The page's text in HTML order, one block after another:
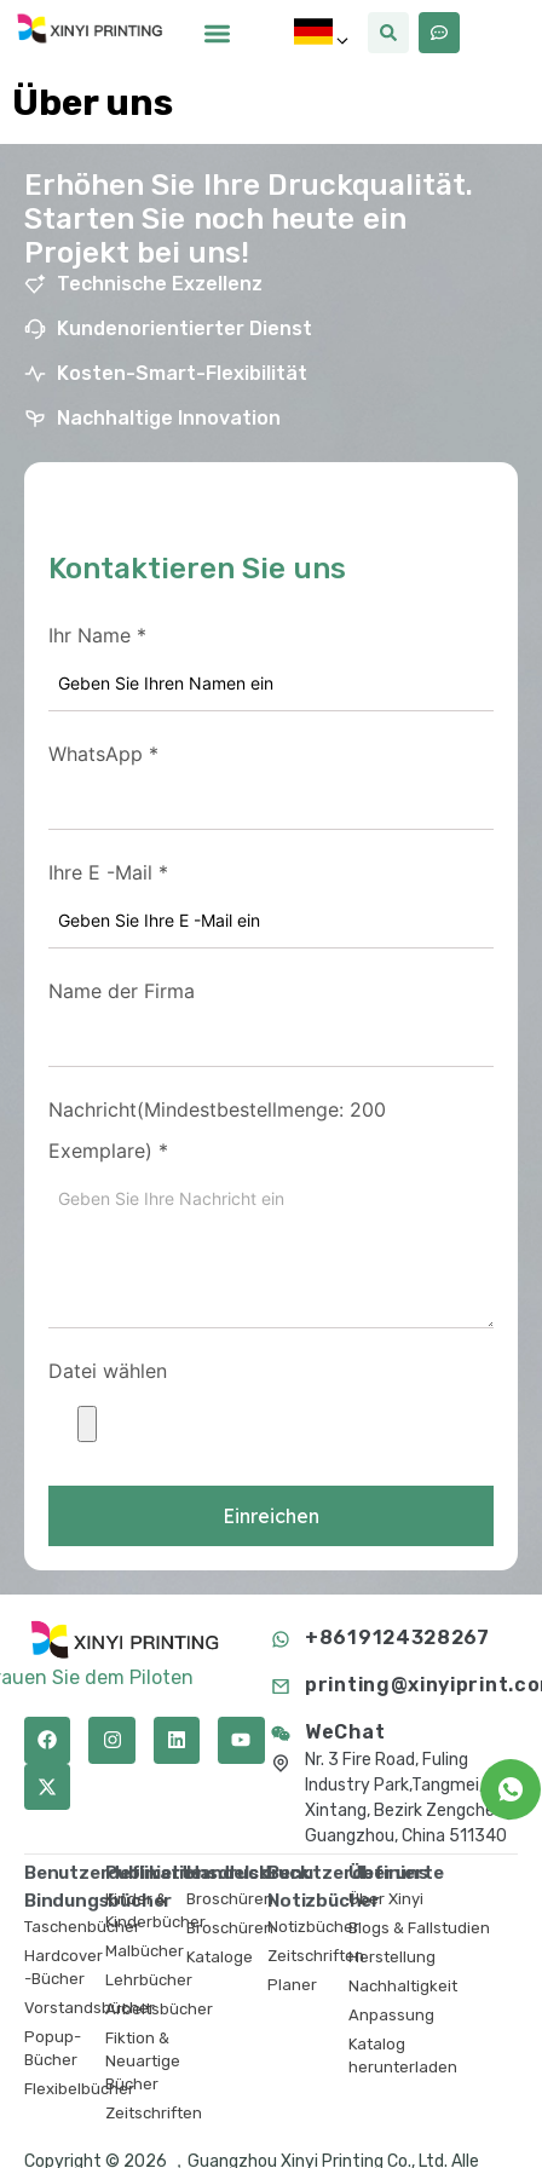
Über uns
Erhöhen Sie Ihre Druckqualität.
Starten Sie noch heute ein
Projekt bei uns!
Technische Exzellenz
Kundenorientierter Dienst
Kosten-Smart-Flexibilität
Nachhaltige Innovation
Kontaktieren Sie uns
Ihr Name *
WhatsApp *
Ihre E -Mail *
Name der Firma
Nachricht(Mindestbestellmenge: 200
Exemplare) *
Datei wählen
Einreichen
Sie dem Piloten
+8619124328267
WeChat
Nr. 3 Fire Road, Fuling
Industry Park,Tangmei,
Xintang, Bezirk Zengcheng,
Guangzhou, China 511340
Benutzerdefinierte
Bindungsbücher
Taschenbücher
Hardcover
-Bücher
Vorstandsbücher
Popup-
Bücher
Flexibelbücher
Publikationsdruck
Kinder &
Kinderbücher
Malbücher
Lehrbücher
Arbeitsbücher
Fiktion &
Neuartige
Bücher
Zeitschriften
Handelsdruck
Broschüren
Broschüren
Kataloge
Benutzerdefinierte
Notizbücher
Notizbücher
Zeitschriften
Planer
Über uns
Über Xinyi
Blogs & Fallstudien
Herstellung
Nachhaltigkeit
Anpassung
Katalog
herunterladen
Copyright © 2026 ，Guangzhou Xinyi Printing Co., Ltd. Alle